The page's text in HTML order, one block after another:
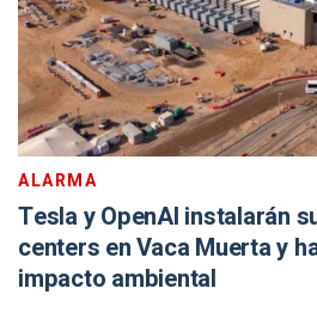
ALARMA
Tesla y OpenAI instalarán
centers en Vaca Muerta y
impacto ambiental